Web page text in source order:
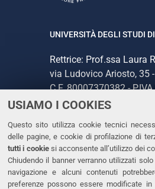
USIAMO I COOKIES
Questo sito utilizza cookie tecnici
delle pagine, e cookie di profilazione di
tutti i cookiesi acconsente all’utilizzo dei
Chiudendo il banner verranno utilizzati
navigazione e alcuni contenuti
preferenze possono essere modificate
UNIVERSITÀ DEGLI STUDI
Rettrice: Prof.ssa Laura
via Ludovico Ariosto, 35
C.F. 80007370382 -
CONTATTI
Tel. +39 0532 293111
Fax. +39 0532 293031
PEC